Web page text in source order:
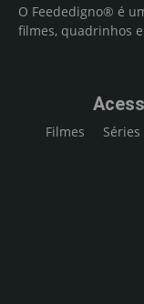
O Feededigno® é
filmes, quadrinhos
Filmes Séries